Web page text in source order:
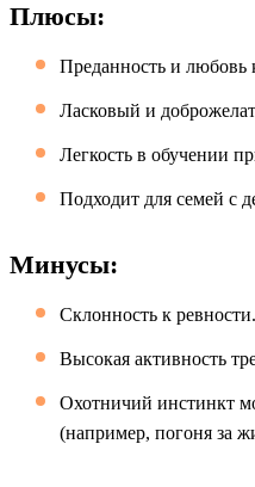
Плюсы:
Преданность и любовь
Ласковый и
Легкость в обучении
Подходит для семей с
Минусы:
Склонность к ревности.
Высокая активность
Охотничий инстинкт
(например, погоня за